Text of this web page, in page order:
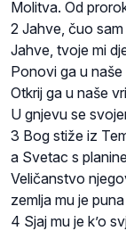
Molitva. Od
2 Jahve, čuo
Jahve, tvoje mi
Ponovi ga u naše
Otkrij ga u naše
U gnjevu se
3 Bog stiže iz
a Svetac s
Veličanstvo
zemlja mu je
4 Sjaj mu je k’o